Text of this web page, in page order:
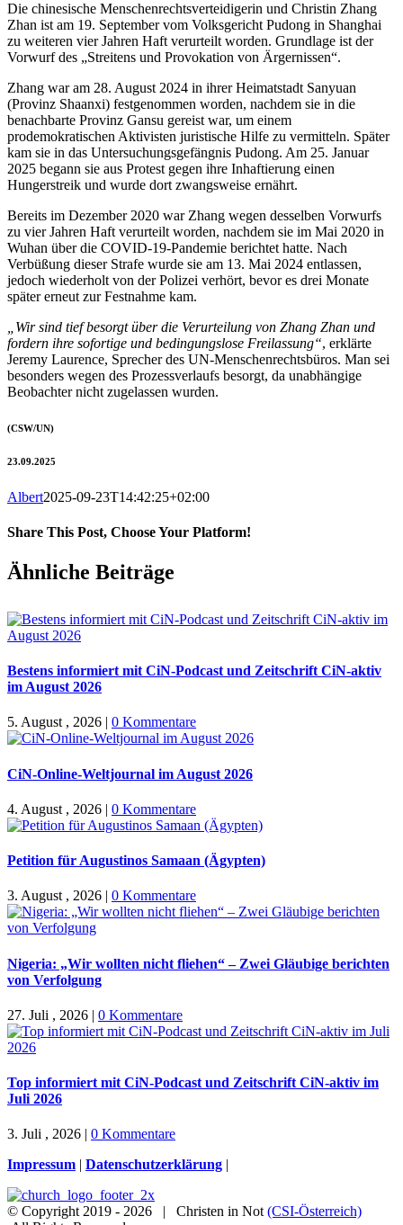
Die chinesische Menschenrechtsverteidigerin und Christin Zhang
Zhan ist am 19. September vom Volksgericht Pudong in Shanghai
zu weiteren vier Jahren Haft verurteilt worden. Grundlage ist der
Vorwurf des „Streitens und Provokation von Ärgernissen“.
Zhang war am 28. August 2024 in ihrer Heimatstadt Sanyuan
(Provinz Shaanxi) festgenommen worden, nachdem sie in die
benachbarte Provinz Gansu gereist war, um einem
prodemokratischen Aktivisten juristische Hilfe zu vermitteln. Später
kam sie in das Untersuchungsgefängnis Pudong. Am 25. Januar
2025 begann sie aus Protest gegen ihre Inhaftierung einen
Hungerstreik und wurde dort zwangsweise ernährt.
Bereits im Dezember 2020 war Zhang wegen desselben Vorwurfs
zu vier Jahren Haft verurteilt worden, nachdem sie im Mai 2020 in
Wuhan über die COVID-19-Pandemie berichtet hatte. Nach
Verbüßung dieser Strafe wurde sie am 13. Mai 2024 entlassen,
jedoch wiederholt von der Polizei verhört, bevor es drei Monate
später erneut zur Festnahme kam.
„Wir sind tief besorgt über die Verurteilung von Zhang Zhan und
fordern ihre sofortige und bedingungslose Freilassung“, erklärte
Jeremy Laurence, Sprecher des UN-Menschenrechtsbüros. Man sei
besonders wegen des Prozessverlaufs besorgt, da unabhängige
Beobachter nicht zugelassen wurden.
(CSW/UN)
23.09.2025
Albert2025-09-23T14:42:25+02:00
Share This Post, Choose Your Platform!
Facebook
X
WhatsApp
Pinterest
E-
Mail
Ähnliche Beiträge
Bestens informiert mit CiN-Podcast und Zeitschrift CiN-aktiv
im August 2026
5. August , 2026 | 0 Kommentare
CiN-Online-Weltjournal im August 2026
4. August , 2026 | 0 Kommentare
Petition für Augustinos Samaan (Ägypten)
3. August , 2026 | 0 Kommentare
Nigeria: „Wir wollten nicht fliehen“ – Zwei Gläubige berichten
von Verfolgung
27. Juli , 2026 | 0 Kommentare
Top informiert mit CiN-Podcast und Zeitschrift CiN-aktiv im
Juli 2026
3. Juli , 2026 | 0 Kommentare
Impressum | Datenschutzerklärung |
© Copyright 2019 - 2026 | Christen in Not (CSI-Österreich)